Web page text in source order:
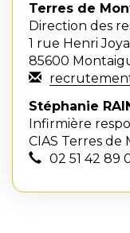
Terres de
Direction des
1 rue Henri
85600
Stéphanie
Infirmière
CIAS Terres de
02 51 42 89